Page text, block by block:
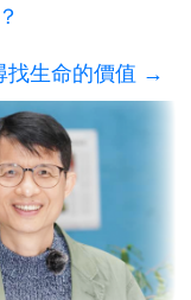
生命的價值 →